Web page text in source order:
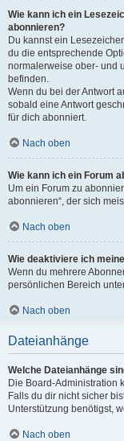
Wie kann ich ein
abonnieren?
Du kannst ein
du die entsprechende
normalerweise ober- und
befinden.
Wenn du bei der Antwort
sobald eine Antwort
für dich abonniert.
Nach oben
Wie kann ich ein Forum
Um ein Forum zu
abonnieren“, der sich
Nach oben
Wie deaktiviere ich
Wenn du mehrere
persönlichen Bereich
Nach oben
Dateianhänge
Welche Dateianhänge
Die Board-Administration
Falls du dir nicht sicher
Unterstützung benötigst,
Nach oben